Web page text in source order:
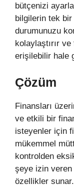
bütçenizi
bilgilerin tek
durumunuzu
kolaylaştırır
erişilebilir hale
Çözüm
Finansları
ve etkili bir
isteyenler için
mükemmel
kontrolden
şeye izin veren
özellikler